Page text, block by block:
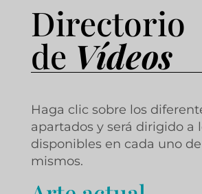
Directorio
de Vídeos
Haga clic sobre los
apartados y será dirigido a
disponibles en cada uno
mismos.